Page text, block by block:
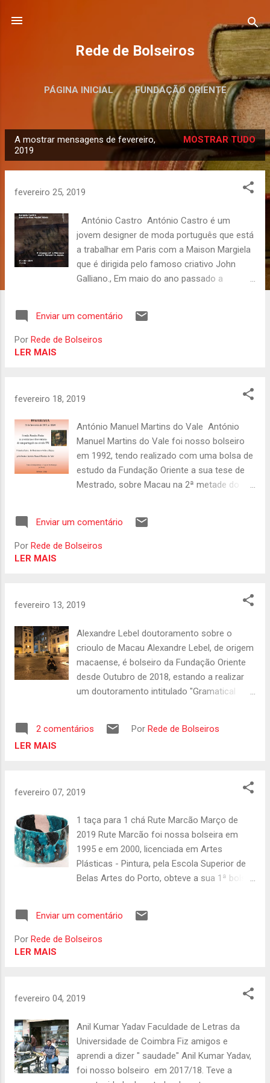
Rede de Bolseiros
PÁGINA INICIAL FUNDAÇÃO ORIENTE
MUSEU DO ORIENTE
M
e
A mostrar mensagens de fevereiro,
2019
MOSTRAR TUDO
fevereiro 25, 2019
António Castro António Castro é um
jovem designer de moda português que está
a trabalhar em Paris com a Maison Margiela
que é dirigida pelo famoso criativo John
Galliano., Em maio do ano passado a
visita de campo focado na cultura japonesa
e em particular na área têxtil e de moda.
na Moda Lisboa ,no próximo dia 7 de Março.
Enviar um comentário
Por Rede de Bolseiros
LER MAIS
fevereiro 18, 2019
António Manuel Martins do Vale António
Manuel Martins do Vale foi nosso bolseiro
em 1992, tendo realizado com uma bolsa de
estudo da Fundação Oriente a sua tese de
Mestrado, sobre Macau na 2ª metade do
28 de Fevereiro.
Enviar um comentário
Por Rede de Bolseiros
LER MAIS
fevereiro 13, 2019
Alexandre Lebel doutoramento sobre o
crioulo de Macau Alexandre Lebel, de origem
macaense, é bolseiro da Fundação Oriente
desde Outubro de 2018, estando a realizar
um doutoramento intitulado "Gramatical
Doutoramento na Universidade de São José
recentemente um artigo com o titulo "Sete
negação em Português Crioulo de Macau".
Este artigo foi publicado na Revista PAPIA,
revista brasileira de Estudo do Contato
Linguístico 28(2), p 157-200,
Julho/Dezembro 2018 -
157-200 O resumo do artigo: A formação do
Português Crioulo de Macau (MCP) é
atribuída a falantes do Papia Kristang. No
2 comentários Por Rede de Bolseiros
LER MAIS
fevereiro 07, 2019
1 taça para 1 chá Rute Marcão Março de
2019 Rute Marcão foi nossa bolseira em
1995 e em 2000, licenciada em Artes
Plásticas - Pintura, pela Escola Superior de
Belas Artes do Porto, obteve a sua 1ª bolsa
na Universidade de Seika em Quioto. Mais
tarde, em 2000 obteve uma nova bolsa de
nessas idas e vindas que aprendeu o que
taça para 1 chá, no Museu do Oriente.
Tivémos muitos anos sem o contato da
Rute, mas desde que o Museu do Oriente
abriu em 2008, que a Rute faz parte do
Enviar um comentário
Por Rede de Bolseiros
LER MAIS
fevereiro 04, 2019
Anil Kumar Yadav Faculdade de Letras da
Universidade de Coimbra Fiz amigos e
aprendi a dizer " saudade" Anil Kumar Yadav,
foi nosso bolseiro em 2017/18. Teve a